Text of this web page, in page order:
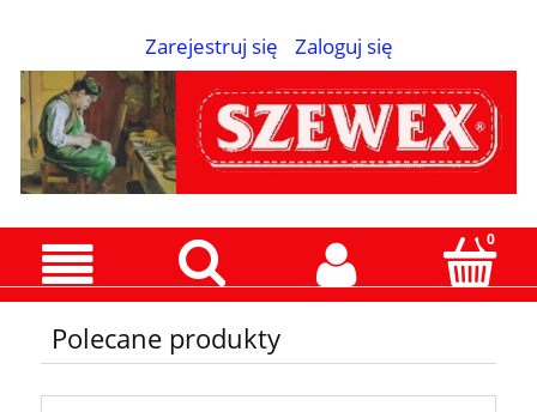
Zarejestruj się Zaloguj się
Polecane produkty